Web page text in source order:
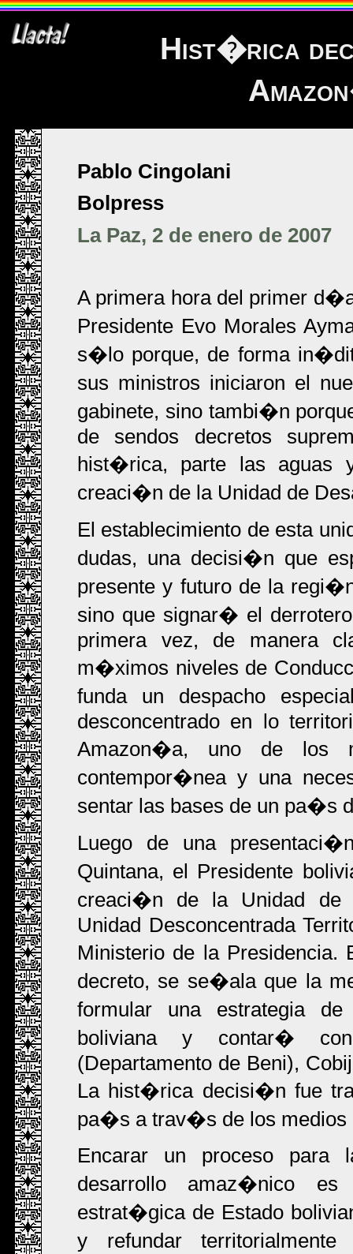
Hist�rica
Pablo Cingolani
Bolpress
La Paz, 2 de enero de 2007
A primera hora del primer
Presidente Evo Morales
s�lo porque, de forma
sus ministros iniciaron el
gabinete, sino tambi�n
de sendos decretos
hist�rica, parte las aguas
creaci�n de la Unidad de
El establecimiento de esta
dudas, una decisi�n que
presente y futuro de la
sino que signar� el
primera vez, de manera
m�ximos niveles de
funda un despacho
desconcentrado en lo
Amazon�a, uno de los
contempor�nea y una
sentar las bases de un pa�s
Luego de una
Quintana, el Presidente
creaci�n de la Unidad de
Unidad Desconcentrada
Ministerio de la
decreto, se se�ala que la
formular una estrategia
boliviana y contar�
(Departamento de Beni),
La hist�rica decisi�n fue
pa�s a trav�s de los medios
Encarar un proceso para
desarrollo amaz�nico
estrat�gica de Estado
y refundar